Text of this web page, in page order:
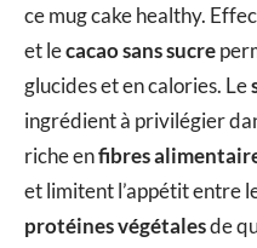
ce mug cake healthy.
et lecacao sans sucre
glucides et en calories. Le
ingrédient à privilégier
riche enfibres
et limitent l’appétit entre
protéines végétalesde